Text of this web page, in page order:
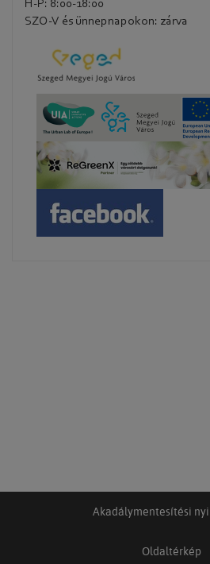
H-P: 8:00-18:00
SZO-V és ünnepnapokon: zárva
Akadálymentesítési
Oldaltérkép